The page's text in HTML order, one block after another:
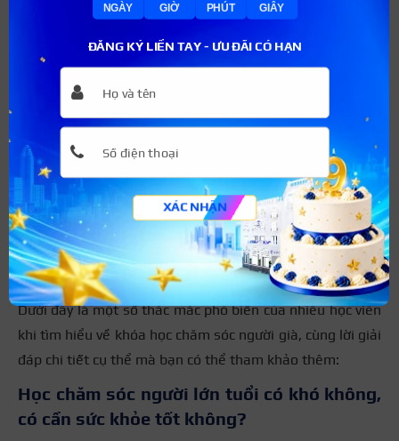
Sau khi hoàn thành khóa học, học viên có thể tham gia
các chương trình chăm sóc cộng đồng cho người già để
tích lũy thêm kinh nghiệm
Một số câu hỏi thường gặp về
ngành chăm sóc người cao tuổi
Dưới đây là một số thắc mắc phổ biến của nhiều học viên
khi tìm hiểu về khóa học chăm sóc người già, cùng lời giải
đáp chi tiết cụ thể mà bạn có thể tham khảo thêm:
Học chăm sóc người lớn tuổi có khó không,
có cần sức khỏe tốt không?
ĐĂNG KÝ LIỀN TAY - ƯU ĐÃI CÓ HẠN
NGÀY GIỜ PHÚT GIÂY
XÁC NHẬN